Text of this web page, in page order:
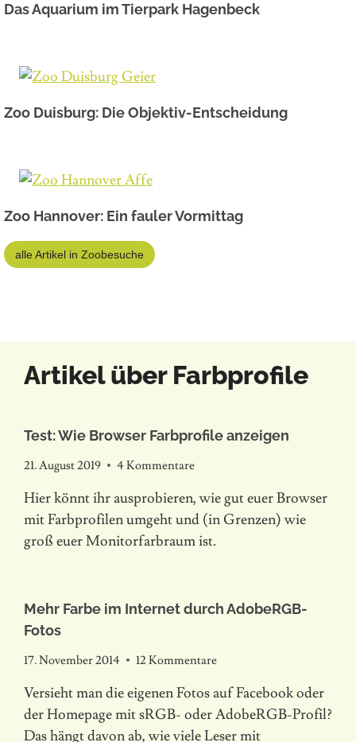
Das Aquarium im Tierpark Hagenbeck
Zoo Duisburg: Die Objektiv-Entscheidung
Zoo Hannover: Ein fauler Vormittag
alle Artikel in Zoobesuche
Artikel über Farbprofile
Test: Wie Browser Farbprofile anzeigen
21. August 2019 4 Kommentare
Hier könnt ihr ausprobieren, wie gut euer Browser
mit Farbprofilen umgeht und (in Grenzen) wie
groß euer Monitorfarbraum ist.
Mehr Farbe im Internet durch AdobeRGB-
Fotos
17. November 2014 12 Kommentare
Versieht man die eigenen Fotos auf Facebook oder
der Homepage mit sRGB- oder AdobeRGB-Profil?
Das hängt davon ab, wie viele Leser mit